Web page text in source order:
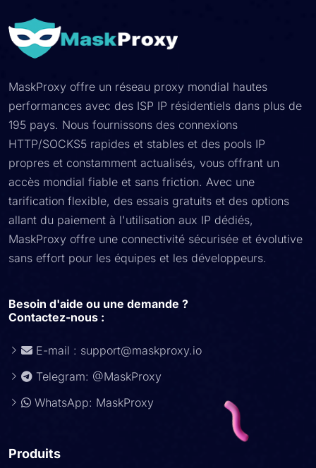
MaskProxy offre un réseau proxy mondial hautes
performances avec des ISP IP résidentiels dans plus de
195 pays. Nous fournissons des connexions
HTTP/SOCKS5 rapides et stables et des pools IP
propres et constamment actualisés, vous offrant un
accès mondial fiable et sans friction. Avec une
tarification flexible, des essais gratuits et des options
allant du paiement à l'utilisation aux IP dédiés,
MaskProxy offre une connectivité sécurisée et évolutive
sans effort pour les équipes et les développeurs.
Besoin d'aide ou une demande ?
Contactez-nous :
E-mail : support@maskproxy.io
Telegram: @MaskProxy
WhatsApp: MaskProxy
Produits